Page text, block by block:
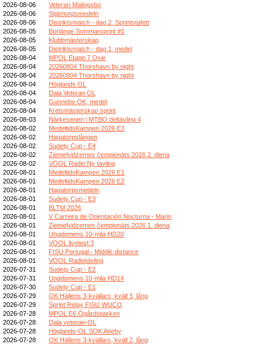
2026-08-06
Veteran Malingsbo
2026-08-06
Stjärnorpsmedeln
2026-08-06
Distriktsmatch - dag 2, Sprintstafett
2026-08-05
Borlänge Sommarsprint #1
2026-08-05
Klubbmästerskap
2026-08-05
Distriktsmatch - dag 1, medel
2026-08-04
MPOL Etapp 7 Oxie
2026-08-04
20260804 Thorshavn by night
2026-08-04
20260804 Thorshavn by night
2026-08-04
Höglands OL
2026-08-04
Dala Veteran OL
2026-08-04
Gunnebo OK, medel
2026-08-04
Kretsmästerskap sprint
2026-08-03
Närkeserien i MTBO deltävling 4
2026-08-02
MedeltidsKampen 2026 E3
2026-08-02
Hagatorpslången
2026-08-02
Sudety Cup - E4
2026-08-02
Ziemeļvidzemes čempionāts 2026 2. diena
2026-08-02
VÖOL Radio Ny tävling
2026-08-01
MedeltidsKampen 2026 E1
2026-08-01
MedeltidsKampen 2026 E2
2026-08-01
Hagatorpsmedeln
2026-08-01
Sudety Cup - E3
2026-08-01
BLTM 2026
2026-08-01
V Carreira de Orientación Nocturna - Marin
2026-08-01
Ziemeļvidzemes čempionāts 2026 1. diena
2026-08-01
Ungdomens 10-mila HD20
2026-08-01
VOOL livetest 3
2026-08-01
FISU Portugal - Middle distance
2026-08-01
VOOL Radiotävling
2026-07-31
Sudety Cup - E2
2026-07-31
Ungdomens 10-mila HD14
2026-07-30
Sudety Cup - E1
2026-07-29
OK Hällens 3-kvällars, kväll 3, lång
2026-07-29
Sprint Relay FISU WUCO
2026-07-28
MPOL E6 Ögårdsparken
2026-07-28
Dala veteran-OL
2026-07-28
Höglands-OL SOK Aneby
2026-07-28
OK Hällens 3-kvällars, kväll 2, lång